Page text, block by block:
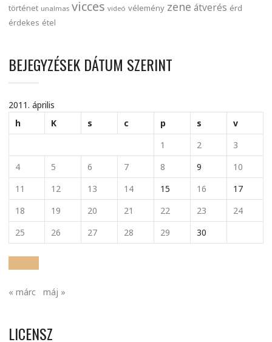
történet unalmas vicces videó vélemény zene átverés érd
érdekes étel
BEJEGYZÉSEK DÁTUM SZERINT
2011. április
h
K s c p s
v
1
2
3
4
5 6 7 8 9
10
11
12 13 14 15 16
17
18
19 20 21 22 23
24
25
26 27 28 29 30
« márc máj »
LICENSZ